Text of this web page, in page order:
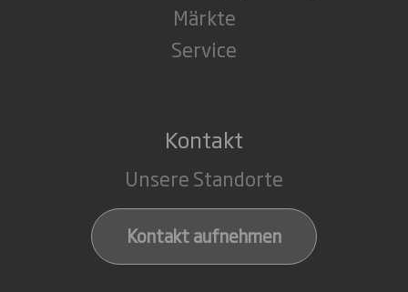
Märkte
Service
Kontakt
Unsere Standorte
Kontakt aufnehmen